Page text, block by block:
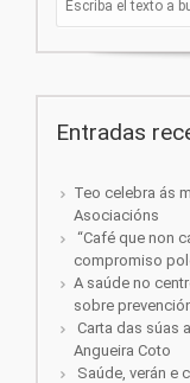
Entradas
Teo celebra ás
Asociacións
“Café que non
compromiso
A saúde no
sobre
Carta das súas
Angueira Coto
Saúde, verán e